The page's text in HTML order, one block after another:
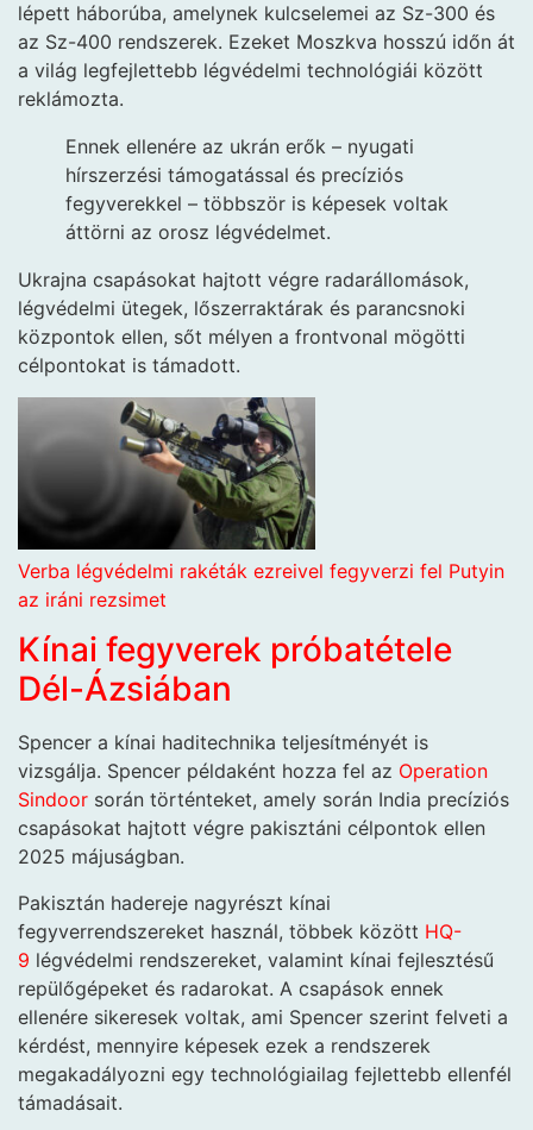
lépett háborúba, amelynek kulcselemei az Sz-300 és
az Sz-400 rendszerek. Ezeket Moszkva hosszú időn át
a világ legfejlettebb légvédelmi technológiái között
reklámozta.
Ennek ellenére az ukrán erők – nyugati
hírszerzési támogatással és precíziós
fegyverekkel – többször is képesek voltak
áttörni az orosz légvédelmet.
Ukrajna csapásokat hajtott végre radarállomások,
légvédelmi ütegek, lőszerraktárak és parancsnoki
központok ellen, sőt mélyen a frontvonal mögötti
célpontokat is támadott.
Verba légvédelmi rakéták ezreivel fegyverzi fel Putyin
az iráni rezsimet
Kínai fegyverek próbatétele
Dél-Ázsiában
Spencer a kínai haditechnika teljesítményét is
vizsgálja. Spencer példaként hozza fel az Operation
Sindoor során történteket, amely során India precíziós
csapásokat hajtott végre pakisztáni célpontok ellen
2025 májuságban.
Pakisztán hadereje nagyrészt kínai
fegyverrendszereket használ, többek között HQ-
9 légvédelmi rendszereket, valamint kínai fejlesztésű
repülőgépeket és radarokat. A csapások ennek
ellenére sikeresek voltak, ami Spencer szerint felveti a
kérdést, mennyire képesek ezek a rendszerek
megakadályozni egy technológiailag fejlettebb ellenfél
támadásait.